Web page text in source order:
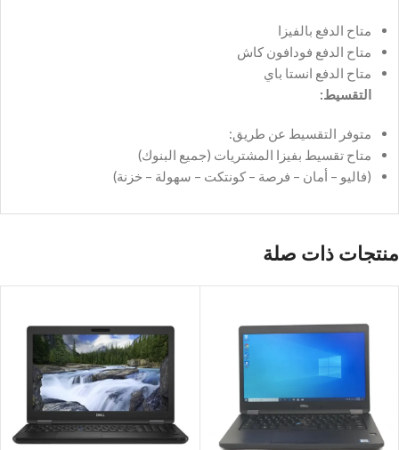
متاح الدفع بالفيزا
متاح الدفع فودافون كاش
متاح الدفع انستا باي
التقسيط:
متوفر التقسيط عن طريق:
متاح تقسيط بفيزا المشتريات (جميع البنوك)
(فاليو – أمان – فرصة – كونتكت – سهولة – خزنة)
منتجات ذات صلة